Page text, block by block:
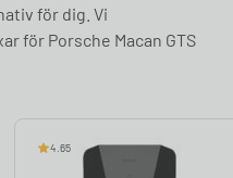
för dig. Vi
för Porsche Macan GTS
4.65